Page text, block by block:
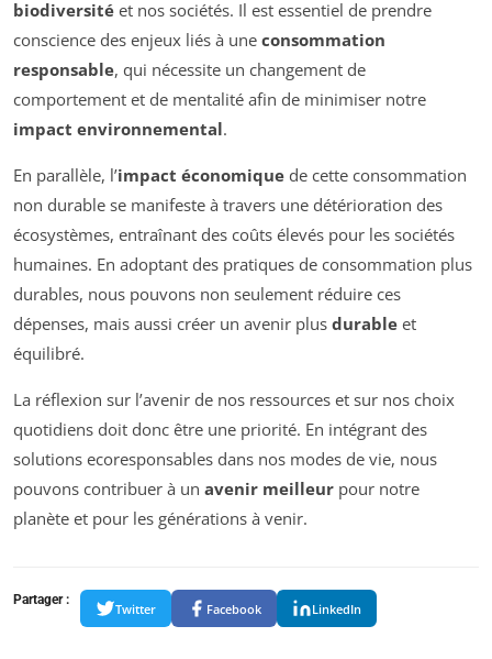
biodiversité et nos sociétés. Il est essentiel de prendre
conscience des enjeux liés à une consommation
responsable, qui nécessite un changement de
comportement et de mentalité afin de minimiser notre
impact environnemental.
En parallèle, l’impact économique de cette consommation
non durable se manifeste à travers une détérioration des
écosystèmes, entraînant des coûts élevés pour les sociétés
humaines. En adoptant des pratiques de consommation plus
durables, nous pouvons non seulement réduire ces
dépenses, mais aussi créer un avenir plus durable et
équilibré.
La réflexion sur l’avenir de nos ressources et sur nos choix
quotidiens doit donc être une priorité. En intégrant des
solutions ecoresponsables dans nos modes de vie, nous
pouvons contribuer à un avenir meilleur pour notre
planète et pour les générations à venir.
Partager :
Twitter Facebook LinkedIn